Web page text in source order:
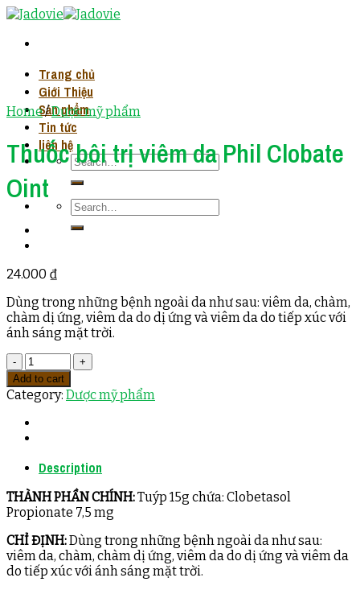
Skip
content
Trang chủ
Giới Thiệu
Sản phẩm
Tin tức
liên hệ
Home/Dược mỹ phẩm
Thuốc bôi trị viêm da Phil Clobate
Oint
24.000 ₫
Dùng trong những bệnh ngoài da như sau: viêm da, chàm,
chàm dị ứng, viêm da do dị ứng và viêm da do tiếp xúc với
ánh sáng mặt trời.
Quantity
Add to cart
Category: Dược mỹ phẩm
Description
THÀNH PHẦN CHÍNH:Tuýp 15g chứa: Clobetasol
Propionate 7,5 mg
CHỈ ĐỊNH:Dùng trong những bệnh ngoài da như sau:
viêm da, chàm, chàm dị ứng, viêm da do dị ứng và viêm da
do tiếp xúc với ánh sáng mặt trời.